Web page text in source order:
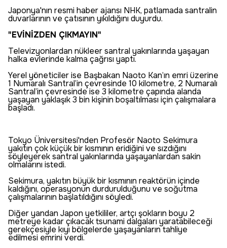
Japonya'nın resmi haber ajansı NHK, patlamada santralin
duvarlarının ve çatısının yıkıldığını duyurdu.
"EVİNİZDEN ÇIKMAYIN"
Televizyonlardan nükleer santral yakınlarında yaşayan
halka evlerinde kalma çağrısı yaptı.
Yerel yöneticiler ise Başbakan Naoto Kan’ın emri üzerine
1 Numaralı Santral’in çevresinde 10 kilometre, 2 Numaralı
Santral’in çevresinde ise 3 kilometre çapında alanda
yaşayan yaklaşık 3 bin kişinin boşaltılması için çalışmalara
başladı.
Tokyo Üniversitesi'nden Profesör Naoto Sekimura
yakıtın çok küçük bir kısmının eridiğini ve sızdığını
söyleyerek santral yakınlarında yaşayanlardan sakin
olmalarını istedi.
Sekimura, yakıtın büyük bir kısmının reaktörün içinde
kaldığını, operasyonun durdurulduğunu ve soğutma
çalışmalarının başlatıldığını söyledi.
Diğer yandan Japon yetkililer, artçı şokların boyu 2
metreye kadar çıkacak tsunami dalgaları yaratabileceği
gerekçesiyle kıyı bölgelerde yaşayanların tahliye
edilmesi emrini verdi.